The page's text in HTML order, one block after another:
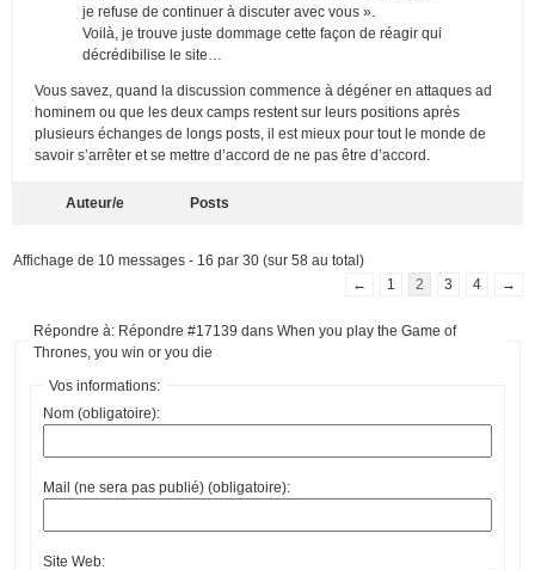
je refuse de continuer à discuter avec vous ».
Voilà, je trouve juste dommage cette façon de réagir qui
décrédibilise le site…
Vous savez, quand la discussion commence à dégéner en attaques ad
hominem ou que les deux camps restent sur leurs positions après
plusieurs échanges de longs posts, il est mieux pour tout le monde de
savoir s’arrêter et se mettre d’accord de ne pas être d’accord.
Auteur/e Posts
Affichage de 10 messages - 16 par 30 (sur 58 au total)
←
1 2 3 4 →
Répondre à: Répondre #17139 dans When you play the Game of
Thrones, you win or you die
Vos informations:
Nom (obligatoire):
Mail (ne sera pas publié) (obligatoire):
Site Web: